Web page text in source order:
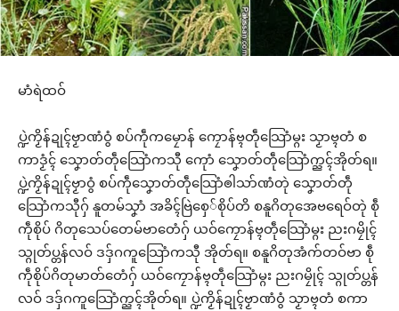
မာံရဲထဝ်
ပ္ဍဲကၟိန်ဍုၚ်ဗၟာဏံဝွံ စပ်ကဵုကမၠောန် ကၠောန်ဗ္ၚတဵုသြောံမ္ဂး သၟာဗ္ၚတံ စ
ကာဒၟံၚ် သၞောတ်တဵုသြောံကသီု ကေုာံ သၞောတ်တဵုသြောံက္ညၚ်အိုတ်ရ။
ပ္ဍဲကၟိန်ဍုၚ်ဗၟာဝွံ စပ်ကဵုသၞောတ်တဵုသြောံၜါသာ်ဏံတုဲ သၞောတ်တဵု
သြောံကသီုဂှ် နူတမ်သၞာံ အခိၚ်ဗြဲစှေ်စိုပ်တိ စနူဂိတုအေဗရေဝ်တုဲ စဵု
ကဵုစိုပ် ဂိတုသေပ်တေမ်ဗာတေံဂှ် ယဝ်ကၠောန်ဗ္ၚတဵုသြောံမ္ဂး ညးဂမၠိုၚ်
သ္ဂုတ်ပ္တန်လဝ် ဒဒှ်ဂကူသြောံကသီု အိုတ်ရ။ စနူဂိတုအံက်တဝ်ဗာ စဵု
ကဵုစိုပ်ဂိတုမာတ်တေံဂှ် ယဝ်ကၠောန်ဗ္ၚတဵုသြောံမ္ဂး ညးဂမၠိုၚ် သ္ဂုတ်ပ္တန်
လဝ် ဒဒှ်ဂကူသြောံက္ညၚ်အိုတ်ရ။ ပ္ဍဲကၟိန်ဍုၚ်ဗၟာဏံဝွံ သၟာဗ္ၚတံ စကာ